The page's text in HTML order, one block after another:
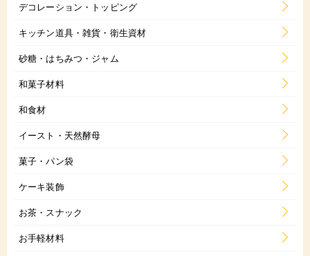
デコレーション・トッピング
キッチン道具・雑貨・衛生資材
砂糖・はちみつ・ジャム
和菓子材料
和食材
イースト・天然酵母
菓子・パン袋
ケーキ装飾
お茶・スナック
お手軽材料